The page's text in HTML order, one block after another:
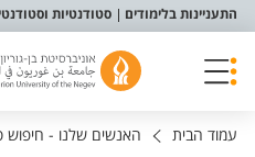
תפריט נגישות
התעניינות בלימודים סטודנטיות
עמוד הבית האנשים שלנו - חיפוש